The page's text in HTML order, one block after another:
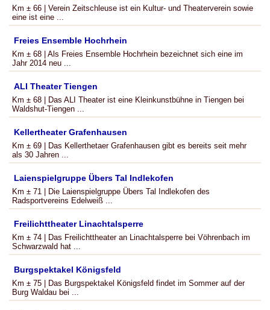
Km ± 66 | Verein Zeitschleuse ist ein Kultur- und Theaterverein sowie
eine ist eine ...
Freies Ensemble Hochrhein
Km ± 68 | Als Freies Ensemble Hochrhein bezeichnet sich eine im
Jahr 2014 neu ...
ALI Theater Tiengen
Km ± 68 | Das ALI Theater ist eine Kleinkunstbühne in Tiengen bei
Waldshut-Tiengen ...
Kellertheater Grafenhausen
Km ± 69 | Das Kellerthetaer Grafenhausen gibt es bereits seit mehr
als 30 Jahren ...
Laienspielgruppe Übers Tal Indlekofen
Km ± 71 | Die Laienspielgruppe Übers Tal Indlekofen des
Radsportvereins Edelweiß ...
Freilichttheater Linachtalsperre
Km ± 74 | Das Freilichttheater an Linachtalsperre bei Vöhrenbach im
Schwarzwald hat ...
Burgspektakel Königsfeld
Km ± 75 | Das Burgspektakel Königsfeld findet im Sommer auf der
Burg Waldau bei ...